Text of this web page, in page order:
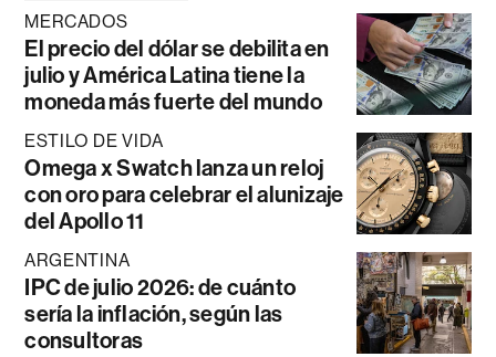
MERCADOS
El precio del dólar se debilita en
julio y América Latina tiene la
moneda más fuerte del mundo
ESTILO DE VIDA
Omega x Swatch lanza un reloj
con oro para celebrar el alunizaje
del Apollo 11
ARGENTINA
IPC de julio 2026: de cuánto
sería la inflación, según las
consultoras